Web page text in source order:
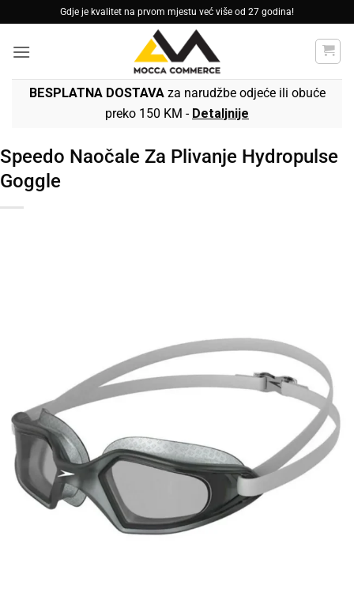
to
content
Gdje je kvalitet na prvom mjestu već više od 27 godina!
BESPLATNA DOSTAVAza narudžbe odjeće ili obuće
preko 150 KM - Detaljnije
Speedo Naočale Za Plivanje Hydropulse
Goggle